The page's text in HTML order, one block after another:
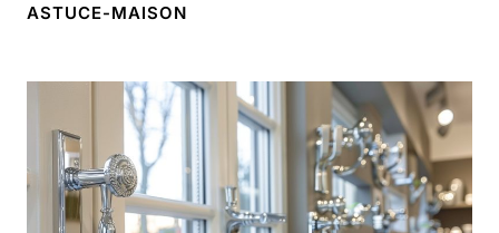
ASTUCE-MAISON